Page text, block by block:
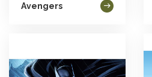
Avengers